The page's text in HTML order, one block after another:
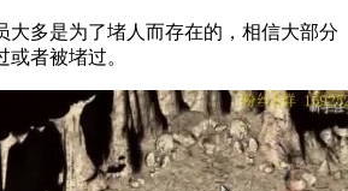
大多是为了堵人而存在的，相信大部分
或者被堵过。